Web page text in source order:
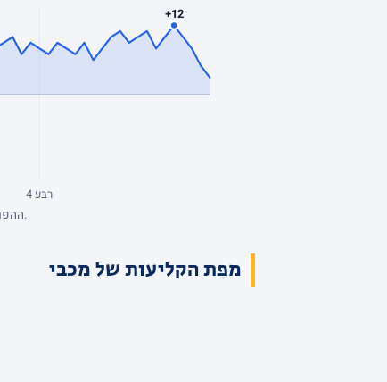
+12
רבע 4
ההפרש מנקודת המבט של מכבי, סל אחרי סל. כחול: מכבי מובילה. השיא: +12, הפיגור העמוק: -8. הנתונים המלאים בטבלת הרבעים למעלה.
מפת הקליעות של מכבי